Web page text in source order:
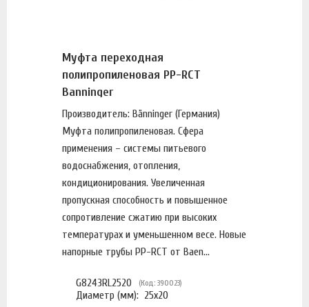
Муфта переходная
полипропиленовая PP-RCT
Banninger
Производитель: Bänninger (Германия)
Муфта полипропиленовая. Сфера
применения – системы питьевого
водоснабжения, отопления,
кондиционирования. Увеличенная
пропускная способность и повышенное
сопротивление сжатию при высоких
температурах и уменьшенном весе. Новые
напорные трубы PP-RCT от Baen...
G8243RL2520 (Код: 390023)
Диаметр (мм): 25x20